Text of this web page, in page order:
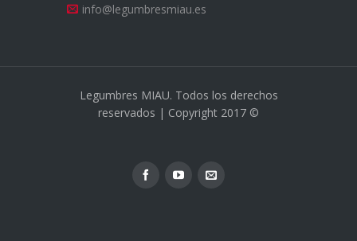
info@legumbresmiau.es
Legumbres MIAU. Todos los derechos
reservados | Copyright 2017 ©